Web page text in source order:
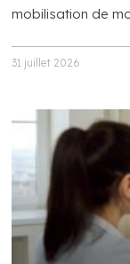
mobilisation de
31 juillet 2026